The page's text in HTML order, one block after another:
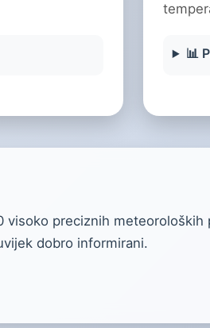
📊
visoko preciznih
dobro informirani.